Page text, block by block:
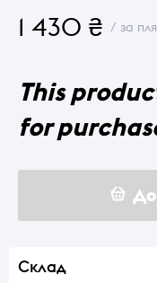
1 430 ₴ / за
This
for
Склад